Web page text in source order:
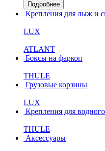
Подробнее
Крепления для лыж и
LUX
ATLANT
Боксы на фаркоп
THULE
Грузовые корзины
LUX
Крепления для
THULE
Аксессуары